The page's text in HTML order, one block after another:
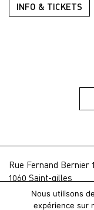
INFO & TICKETS
Rue Fernand Bernier
1060 Saint-gilles
Aide & FAQ
Nous utilisons
expérience sur